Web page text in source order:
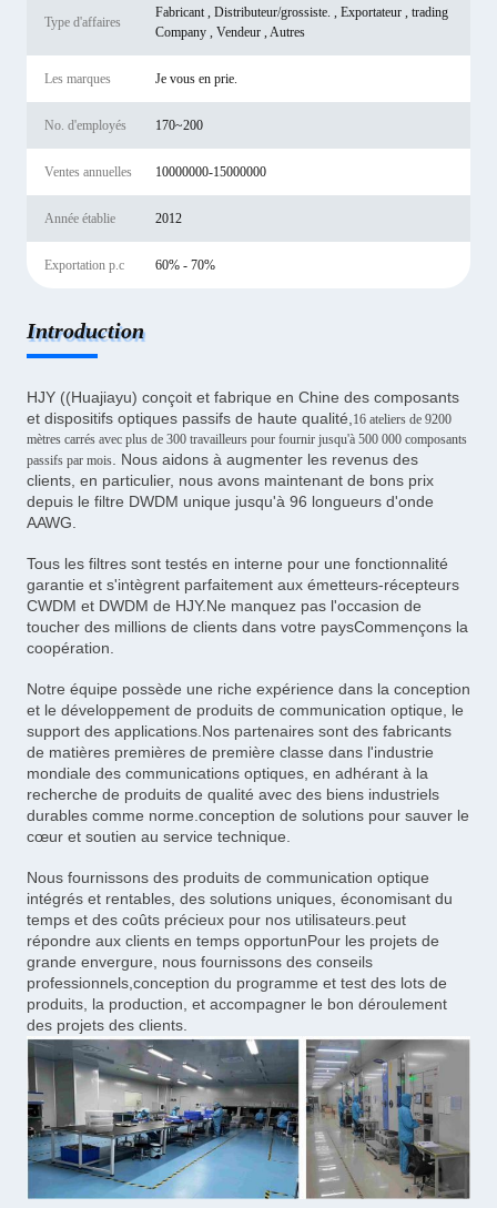
Type d'affaires
Fabricant , Distributeur/grossiste. , Exportateur , trading
Company , Vendeur , Autres
Les marques Je vous en prie.
No. d'employés 170~200
Ventes annuelles 10000000-15000000
Année établie 2012
Exportation p.c 60% - 70%
Introduction
HJY ((Huajiayu) conçoit et fabrique en Chine des composants
et dispositifs optiques passifs de haute qualité, 16 ateliers de 9200
mètres carrés avec plus de 300 travailleurs pour fournir jusqu'à 500 000 composants
passifs par mois . Nous aidons à augmenter les revenus des
clients, en particulier, nous avons maintenant de bons prix
depuis le filtre DWDM unique jusqu'à 96 longueurs d'onde
AAWG.
Tous les filtres sont testés en interne pour une fonctionnalité
garantie et s'intègrent parfaitement aux émetteurs-récepteurs
CWDM et DWDM de HJY.Ne manquez pas l'occasion de
toucher des millions de clients dans votre paysCommençons la
coopération.
Notre équipe possède une riche expérience dans la conception
et le développement de produits de communication optique, le
support des applications.Nos partenaires sont des fabricants
de matières premières de première classe dans l'industrie
mondiale des communications optiques, en adhérant à la
recherche de produits de qualité avec des biens industriels
durables comme norme.conception de solutions pour sauver le
cœur et soutien au service technique.
Nous fournissons des produits de communication optique
intégrés et rentables, des solutions uniques, économisant du
temps et des coûts précieux pour nos utilisateurs.peut
répondre aux clients en temps opportunPour les projets de
grande envergure, nous fournissons des conseils
professionnels,conception du programme et test des lots de
produits, la production, et accompagner le bon déroulement
des projets des clients.